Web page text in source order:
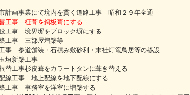
計画事業にて境内を貫く道路工事 昭和２９年全通
工事 柾葺を銅板葺にする
工事 境界塀をブロック塀にする
工事 三部屋増築等
事 参道舗装・石積み敷砂利・末社灯篭鳥居等の移設
垣新築工事
工事杉皮葺をカラートタンに葺き替える
線工事 地上配線を地下配線にする
工事 事務室を洋室に増築する